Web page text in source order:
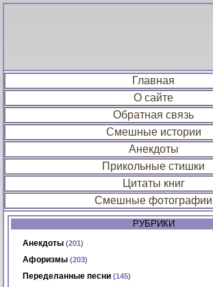
Главная
О сайте
Обратная связь
Смешные истории
Анекдоты
Прикольные стишки
Цитаты книг
Смешные фотографии
РУБРИКИ
Анекдоты (201)
Афоризмы (203)
Переделанные песни (145)